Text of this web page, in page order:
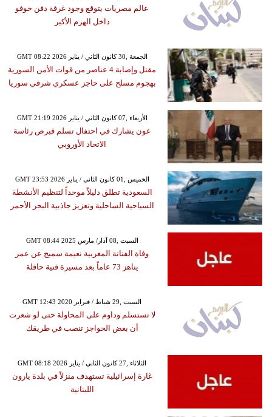
عالم مصريات يتوقع وجود غرفة دفن خوفو
داخل الهرم الأكبر
GMT 08:22 2026 الجمعة ,30 كانون الثاني / يناير
مقتل وإصابة 4 عناصر من قوات الأمن السورية
بهجوم مسلح على حاجز عسكري شرقي سوريا
GMT 21:19 2026 الأربعاء ,07 كانون الثاني / يناير
عون يشارك في احتفال تسلم قبرص رئاسة
الاتحاد الأوروبي
GMT 23:53 2026 الخميس ,01 كانون الثاني / يناير
السعودية تطلق دليلاً موحداً لتنظيم الأنشطة
السياحية الساحلية وتعزيز جاذبية البحر الأحمر
GMT 08:44 2025 السبت ,08 آذار/ مارس
وفاة الفنانة المغربية نعيمة سميح عن عمر
يناهز 73 عاماً بعد مسيرة فنية حافلة
GMT 12:43 2020 السبت ,29 شباط / فبراير
لا تستسلم وداوم على المحاولة حتى لو شعرت
أن بعض الحواجز تنصب في طريقك
GMT 08:18 2026 الثلاثاء ,27 كانون الثاني / يناير
غارة إسرائيلية تستهدف منزلاً في بلدة يارون
اللبنانية